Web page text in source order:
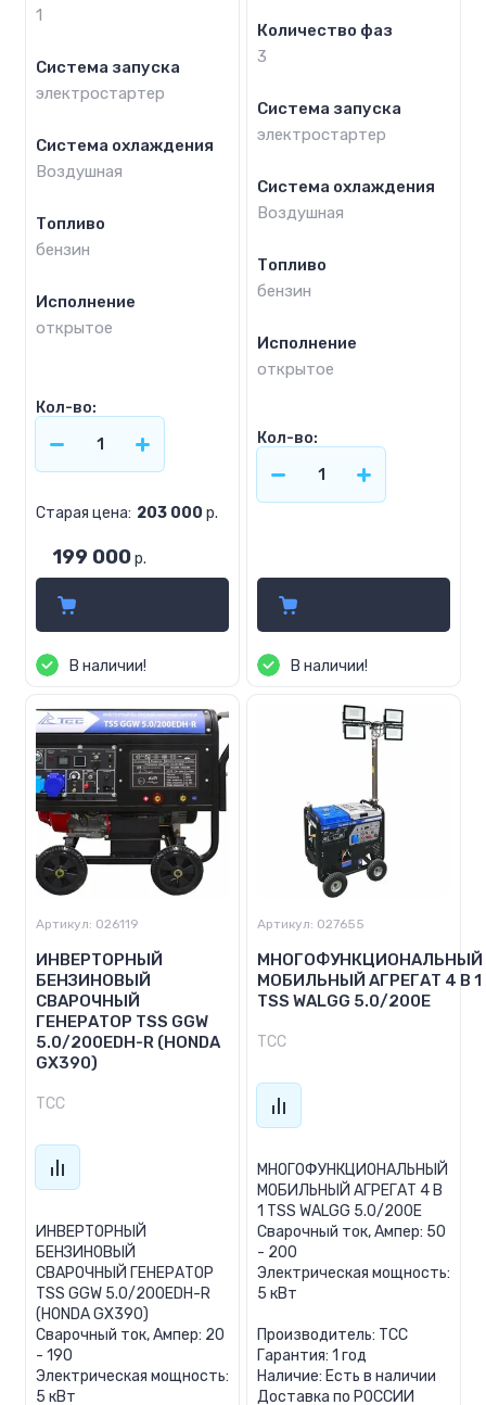
1
Система запуска
электростартер
Система охлаждения
Воздушная
Топливо
бензин
Исполнение
открытое
Кол-во:
Старая цена: 203 000 р.
199 000р.
В наличии!
Количество фаз
3
Система запуска
электростартер
Система охлаждения
Воздушная
Топливо
бензин
Исполнение
открытое
Кол-во:
В наличии!
Артикул: 026119
ИНВЕРТОРНЫЙ
БЕНЗИНОВЫЙ
СВАРОЧНЫЙ
ГЕНЕРАТОР TSS GGW
5.0/200EDH-R (HONDA
GX390)
ТСС
ИНВЕРТОРНЫЙ
БЕНЗИНОВЫЙ
СВАРОЧНЫЙ ГЕНЕРАТОР
TSS GGW 5.0/200EDH-R
(HONDA GX390)
Сварочный ток, Ампер: 20
- 190
Электрическая мощность:
5 кВт
Артикул: 027655
МНОГОФУНКЦИОНАЛЬНЫЙ
МОБИЛЬНЫЙ АГРЕГАТ 4 В 1
TSS WALGG 5.0/200E
ТСС
МНОГОФУНКЦИОНАЛЬНЫЙ
МОБИЛЬНЫЙ АГРЕГАТ 4 В
1 TSS WALGG 5.0/200E
Сварочный ток, Ампер: 50
- 200
Электрическая мощность:
5 кВт
Производитель: ТСС
Гарантия: 1 год
Наличие: Есть в наличии
Доставка по РОССИИ